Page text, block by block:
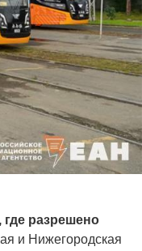
разрешено
и Нижегородская